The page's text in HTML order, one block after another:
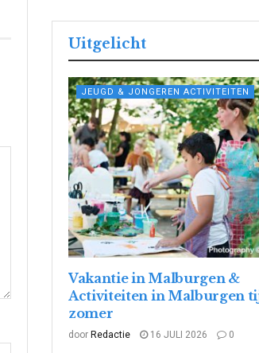
Uitgelicht
JEUGD & JONGEREN ACTIVITEITEN
Vakantie in Malburgen &
Activiteiten in Malburgen
zomer
door Redactie 16 JULI 2026 0